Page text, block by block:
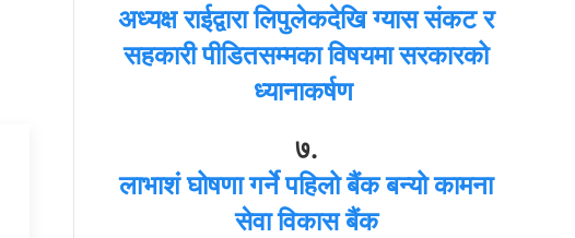
अध्यक्ष राईद्वारा लिपुलेकदेखि ग्यास संकट र
सहकारी पीडितसम्मका विषयमा सरकारको
ध्यानाकर्षण
७.
लाभाशं घोषणा गर्ने पहिलो बैंक बन्यो कामना
सेवा विकास बैंक